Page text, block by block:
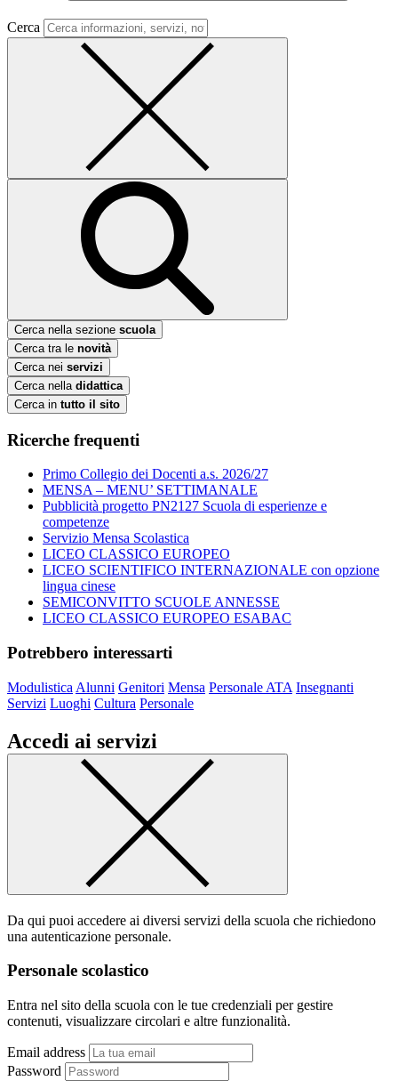
Cerca
Cerca nella sezione scuola
Cerca tra le novità
Cerca nei servizi
Cerca nella didattica
Cerca in tutto il sito
Ricerche frequenti
Primo Collegio dei Docenti a.s. 2026/27
MENSA – MENU’ SETTIMANALE
Pubblicità progetto PN2127 Scuola di esperienze e
competenze
Servizio Mensa Scolastica
LICEO CLASSICO EUROPEO
LICEO SCIENTIFICO INTERNAZIONALE con opzione
lingua cinese
SEMICONVITTO SCUOLE ANNESSE
LICEO CLASSICO EUROPEO ESABAC
Potrebbero interessarti
Modulistica Alunni Genitori Mensa Personale ATA Insegnanti
Servizi Luoghi Cultura Personale
Accedi ai servizi
Da qui puoi accedere ai diversi servizi della scuola che richiedono
una autenticazione personale.
Personale scolastico
Entra nel sito della scuola con le tue credenziali per gestire
contenuti, visualizzare circolari e altre funzionalità.
Email address
Password